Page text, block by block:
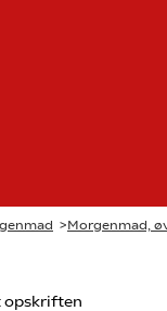
>Morgenmad,
opskriften